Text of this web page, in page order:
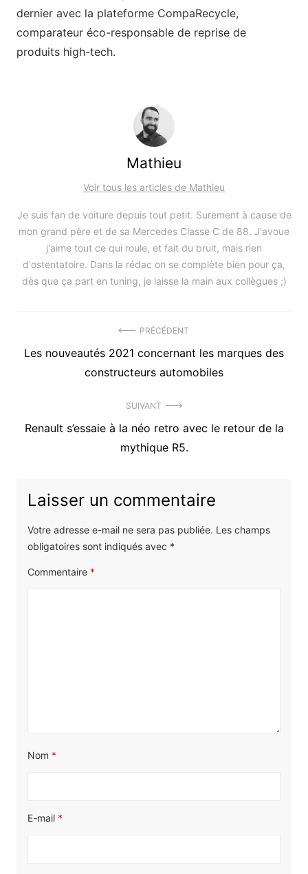
dernier avec la plateforme CompaRecycle,
comparateur éco-responsable de reprise de
produits high-tech.
Mathieu
Voir tous les articles de Mathieu
Je suis fan de voiture depuis tout petit. Surement à cause de
mon grand père et de sa Mercedes Classe C de 88. J'avoue
j'aime tout ce qui roule, et fait du bruit, mais rien
d'ostentatoire. Dans la rédac on se complète bien pour ça,
dès que ça part en tuning, je laisse la main aux collègues ;)
de
PRÉCÉDENT
Précédent
Les nouveautés 2021 concernant les marques des
constructeurs automobiles
SUIVANT
Article
Renault s’essaie à la néo retro avec le retour de la
mythique R5.
Laisser un commentaire
Votre adresse e-mail ne sera pas publiée. Les champs
obligatoires sont indiqués avec *
Commentaire *
Nom *
E-mail *